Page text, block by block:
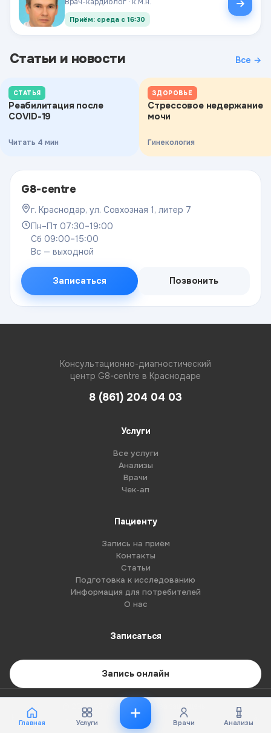
Приём: среда с 16:30
Статьи и новости Все →
СТАТЬЯ
Реабилитация после
COVID-19
Читать 4 мин
ЗДОРОВЬЕ
Стрессовое недержание
мочи
Гинекология
G8-centre
г. Краснодар, ул. Совхозная 1, литер 7
Пн–Пт 07:30–19:00
Сб 09:00–15:00
Вс — выходной
Записаться Позвонить
Консультационно-диагностический
центр G8-centre в Краснодаре
8 (861) 204 04 03
Услуги
Все услуги
Анализы
Врачи
Чек-ап
Пациенту
Запись на приём
Контакты
Статьи
Подготовка к исследованию
Информация для потребителей
О нас
Записаться
Запись онлайн
© 2026 G8-centre. Все права защищены.
Имеются противопоказания. Необходима консультация специалиста.
Главная Услуги Врачи Анализы